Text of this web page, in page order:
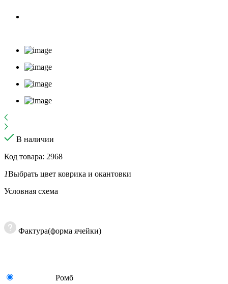
В наличии
Код товара: 2968
1Выбрать цвет коврика и окантовки
Условная схема
Фактура(форма ячейки)
Ромб